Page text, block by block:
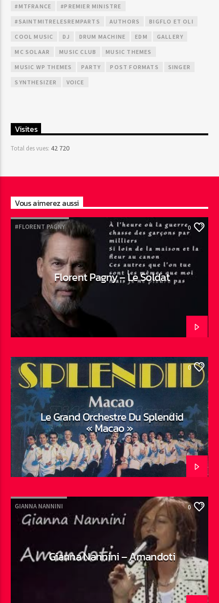
#MTFRANCE #PREMIER MINISTRE
#SAINTMITRELESREMPARTS AUTHORS BIGFLO ET OLI
COOL MUSIC DJ DRUM MACHINE EDM GALLERY
MC SOLAAR MUSIC CLUB MUSIC THEMES
MUSIC WP THEMES PARTY POST FORMATS SINGER
SYNTHESIZER VOICE
Visites
Total des vues:42 720
Vous aimerez aussi
#FLORENT PAGNY 0
Florent Pagny – Le Soldat
0
Le Grand Orchestre Du Splendid
« Macao »
GIANNA NANNINI 0
Gianna Nannini – Amandoti